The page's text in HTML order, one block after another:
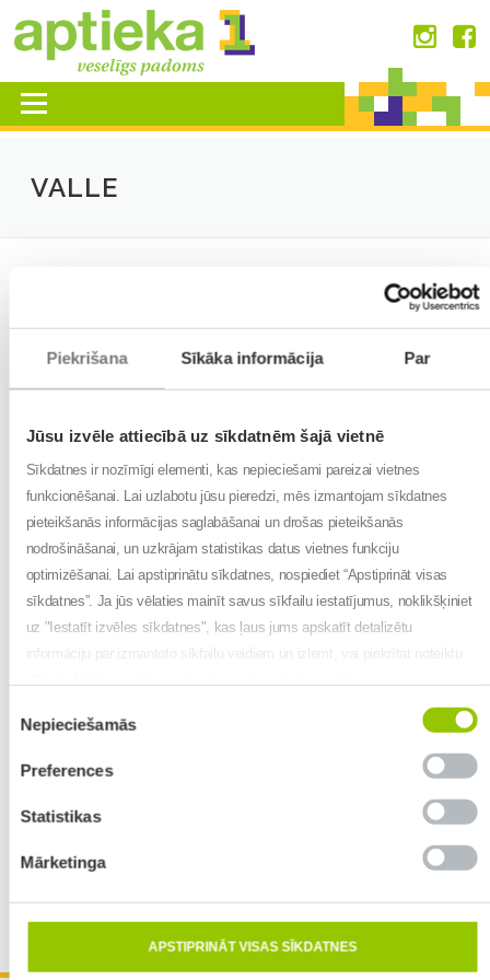
Piekrišana Sīkāka informācija Par
Jūsu izvēle attiecībā uz sīkdatnēm šajā vietnē
Sīkdatnes ir nozīmīgi elementi, kas nepieciešami pareizai vietnes
funkcionēšanai. Lai uzlabotu jūsu pieredzi, mēs izmantojam sīkdatnes
pieteikšanās informācijas saglabāšanai un drošas pieteikšanās
nodrošināšanai, un uzkrājam statistikas datus vietnes funkciju
optimizēšanai. Lai apstiprinātu sīkdatnes, nospiediet “Apstiprināt visas
sīkdatnes”. Ja jūs vēlaties mainīt savus sīkfailu iestatījumus, noklikšķiniet
uz "Iestatīt izvēles sīkdatnes", kas ļaus jums apskatīt detalizētu
informāciju par izmantoto sīkfailu veidiem un izlemt, vai piekrītat noteiktu
Piekrišanas
izvēle
Nepieciešamās
Preferences
Statistikas
Mārketinga
APSTIPRINĀT VISAS SĪKDATNES
content
Menu
VALLE
+
−
Leaflet| Map data ©OpenStreetMapcontributors,CC-BY-SA, Imagery ©Mapbox